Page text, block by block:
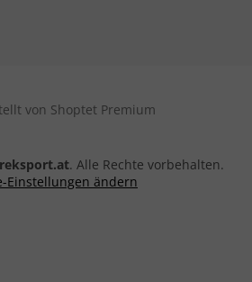
von Shoptet Premium
. Alle Rechte vorbehalten.
Einstellungen ändern